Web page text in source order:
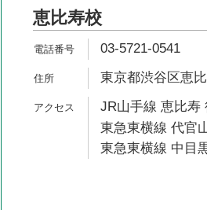
恵比寿校
03-5721-0541
東京都渋谷区恵
JR山手線 恵比寿
東急東横線 代官
東急東横線 中目